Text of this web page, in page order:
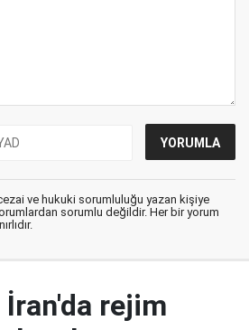
ve hukuki sorumluluğu yazan kişiye
sorumlu değildir. Her bir yorum
İran'da rejim